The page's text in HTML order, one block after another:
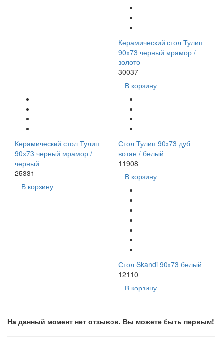
Керамический стол Тулип
90х73 черный мрамор /
золото
30037
В корзину
Керамический стол Тулип
90х73 черный мрамор /
черный
25331
В корзину
Стол Тулип 90х73 дуб
вотан / белый
11908
В корзину
Стол Skandi 90х73 белый
12110
В корзину
На данный момент нет отзывов. Вы можете быть первым!